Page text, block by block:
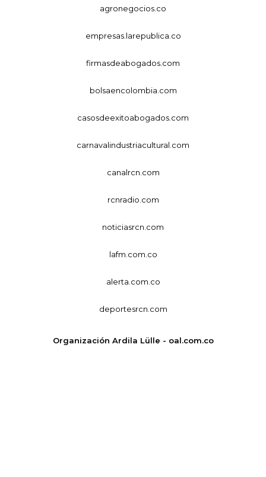
agronegocios.co
empresas.larepublica.co
firmasdeabogados.com
bolsaencolombia.com
casosdeexitoabogados.com
carnavalindustriacultural.com
canalrcn.com
rcnradio.com
noticiasrcn.com
lafm.com.co
alerta.com.co
deportesrcn.com
Organización Ardila Lülle - oal.com.co